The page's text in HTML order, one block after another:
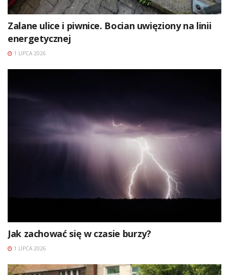
Zalane ulice i piwnice. Bocian uwięziony na linii
energetycznej
1 LIPCA 2026
Jak zachować się w czasie burzy?
1 LIPCA 2026